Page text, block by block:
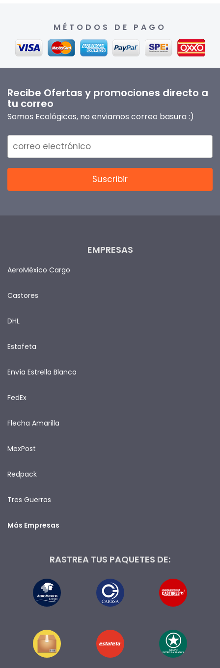
MÉTODOS DE PAGO
Recibe Ofertas y promociones directo a
tu correo
Somos Ecológicos, no enviamos correo basura :)
EMPRESAS
AeroMéxico Cargo
Castores
DHL
Estafeta
Envía Estrella Blanca
FedEx
Flecha Amarilla
MexPost
Redpack
Tres Guerras
Más Empresas
RASTREA TUS PAQUETES DE: